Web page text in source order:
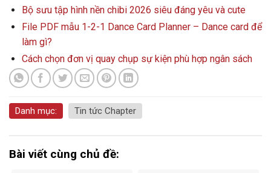
Bộ sưu tập hình nền chibi 2026 siêu đáng yêu và cute
File PDF mẫu 1-2-1 Dance Card Planner – Dance card để
làm gì?
Cách chọn đơn vị quay chụp sự kiện phù hợp ngân sách
Danh mục: Tin tức Chapter
Bài viết cùng chủ đề: